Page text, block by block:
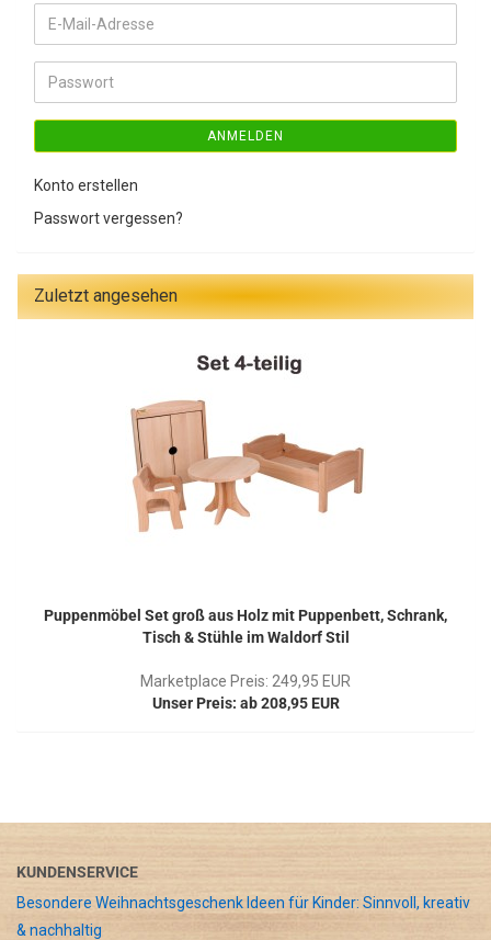
E-
Mail-
Adresse
Passwort
ANMELDEN
Konto erstellen
Passwort vergessen?
Zuletzt angesehen
Puppenmöbel Set groß aus Holz mit Puppenbett, Schrank,
Tisch & Stühle im Waldorf Stil
Marketplace Preis: 249,95 EUR
Unser Preis: ab 208,95 EUR
KUNDENSERVICE
Besondere Weihnachtsgeschenk Ideen für Kinder: Sinnvoll, kreativ
& nachhaltig